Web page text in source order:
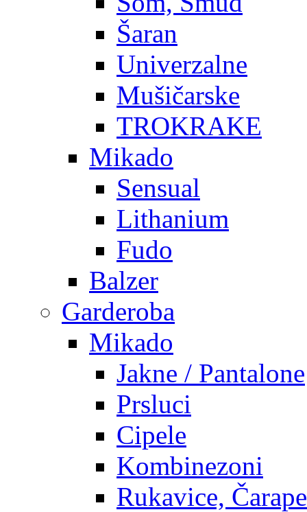
Šaran
Univerzalne
Mušičarske
TROKRAKE
Mikado
Sensual
Lithanium
Fudo
Balzer
Garderoba
Mikado
Jakne / Pantalone
Prsluci
Cipele
Kombinezoni
Rukavice, Čarape